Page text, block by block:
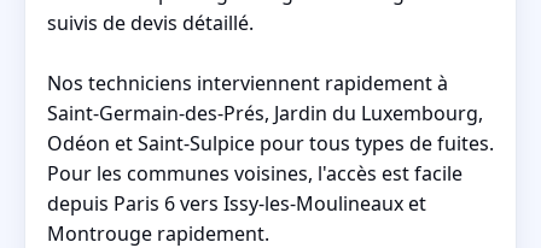
suivis de devis détaillé.
Nos techniciens interviennent rapidement à
Saint-Germain-des-Prés, Jardin du Luxembourg,
Odéon et Saint-Sulpice pour tous types de fuites.
Pour les communes voisines, l'accès est facile
depuis Paris 6 vers Issy-les-Moulineaux et
Montrouge rapidement.